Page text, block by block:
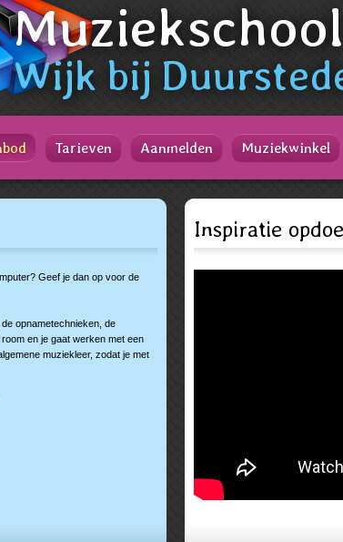
Muziekschool
Wijk bij
Geef je dan op voor de
opnametechnieken, de
en je gaat werken met een
muziekleer, zodat je met
Inspiratie
Tarieven Aanmelden Muziekwinkel